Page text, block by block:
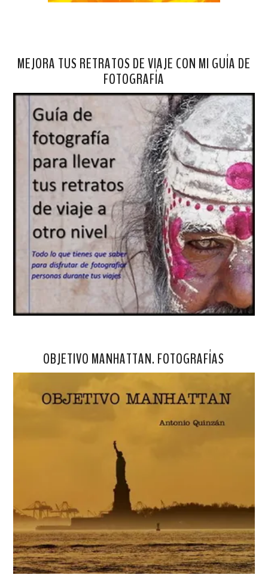
MEJORA TUS RETRATOS DE VIAJE CON MI GUÍA DE
FOTOGRAFÍA
OBJETIVO MANHATTAN. FOTOGRAFÍAS